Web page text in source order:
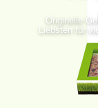
Originelle
Liebsten für